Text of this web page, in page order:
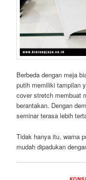
Berbeda dengan meja
putih memiliki tampilan
cover stretch membuat
berantakan. Dengan
seminar terasa lebih
Tidak hanya itu, warna
mudah dipadukan